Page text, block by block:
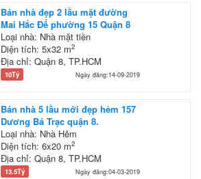
Bán nhà đẹp 2 lầu mặt đường
Mai Hắc Đế phường 15 Quận 8
Loại nhà: Nhà mặt tiền
Diện tích: 5x32 m2
Địa chỉ: Quận 8, TP.HCM
10Tỷ Ngày đăng:14-09-2019
Bán nhà 5 lầu mới đẹp hẻm 157
Dương Bá Trạc quận 8.
Loại nhà: Nhà Hẻm
Diện tích: 6x20 m2
Địa chỉ: Quận 8, TP.HCM
13.5Tỷ Ngày đăng:04-03-2019